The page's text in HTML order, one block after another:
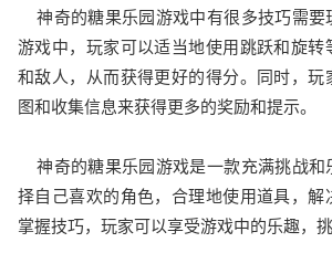
神奇的糖果乐园游戏中有很多技巧需要
游戏中，玩家可以适当地使用跳跃和旋转
和敌人，从而获得更好的得分。同时，玩
图和收集信息来获得更多的奖励和提示。
神奇的糖果乐园游戏是一款充满挑战和
择自己喜欢的角色，合理地使用道具，解
掌握技巧，玩家可以享受游戏中的乐趣，